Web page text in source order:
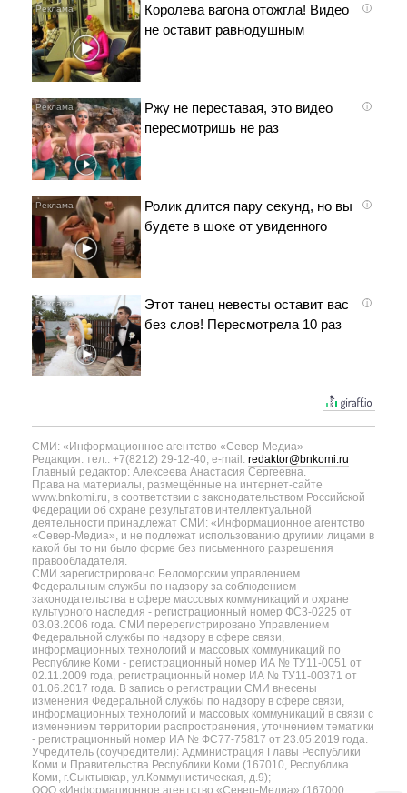
i
Королева вагона отожгла! Видео
не оставит равнодушным
i
Ржу не переставая, это видео
пересмотришь не раз
i
Ролик длится пару секунд, но вы
будете в шоке от увиденного
i
Этот танец невесты оставит вас
без слов! Пересмотрела 10 раз
СМИ: «Информационное агентство «Север-Медиа»
Редакция: тел.: +7(8212) 29-12-40, e-mail: redaktor@bnkomi.ru
Главный редактор: Алексеева Анастасия Сергеевна.
Права на материалы, размещённые на интернет-сайте
www.bnkomi.ru, в соответствии с законодательством Российской
Федерации об охране результатов интеллектуальной
деятельности принадлежат СМИ: «Информационное агентство
«Север-Медиа», и не подлежат использованию другими лицами в
какой бы то ни было форме без письменного разрешения
правообладателя.
СМИ зарегистрировано Беломорским управлением
Федеральным службы по надзору за соблюдением
законодательства в сфере массовых коммуникаций и охране
культурного наследия - регистрационный номер ФС3-0225 от
03.03.2006 года. СМИ перерегистрировано Управлением
Федеральной службы по надзору в сфере связи,
информационных технологий и массовых коммуникаций по
Республике Коми - регистрационный номер ИА № ТУ11-0051 от
02.11.2009 года, регистрационный номер ИА № ТУ11-00371 от
01.06.2017 года. В запись о регистрации СМИ внесены
изменения Федеральной службы по надзору в сфере связи,
информационных технологий и массовых коммуникаций в связи с
изменением территории распространения, уточнением тематики
- регистрационный номер ИА № ФС77-75817 от 23.05.2019 года.
Учредитель (соучредители): Администрация Главы Республики
Коми и Правительства Республики Коми (167010, Республика
Коми, г.Сыктывкар, ул.Коммунистическая, д.9);
ООО «Информационное агентство «Север-Медиа» (167000,